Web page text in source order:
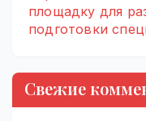
площадку для
подготовки
Свежие